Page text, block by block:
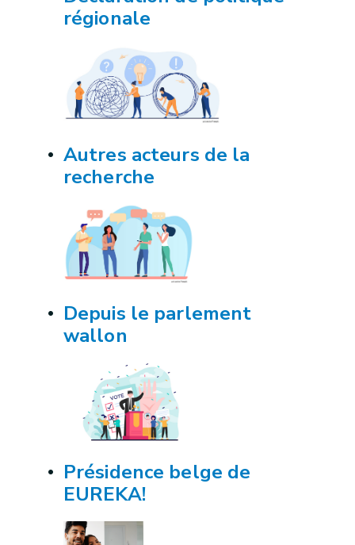
régionale
Autres acteurs de la
recherche
Depuis le parlement
wallon
Présidence belge de
EUREKA!